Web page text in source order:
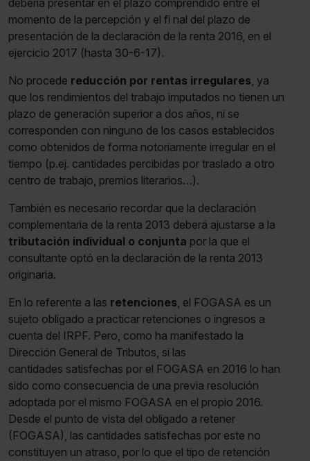
momento de la percepción y el fi nal del plazo de
presentación de la declaración de la renta 2016, en el
ejercicio 2017 (hasta 30-6-17).
No procede reducción por rentas irregulares , ya
que los rendimientos del trabajo imputados no tienen un
plazo de generación superior a dos años, ni se
corresponden con ninguno de los casos establecidos
como obtenidos de forma notoriamente irregular en el
tiempo (p.ej. cantidades percibidas por traslado a otro
centro de trabajo, premios literarios…).
También es necesario recordar que la declaración
complementaria de la renta 2013 deberá ajustarse a la
tributación individual o conjunta por la que el
consultante optó en la declaración de la renta 2013
originaria.
En lo referente a las retenciones , el FOGASA es un
sujeto obligado a practicar retenciones o ingresos a
cuenta del IRPF. Pero, como ha manifestado la
Dirección General de Tributos, si las
cantidades satisfechas por el FOGASA en 2016 lo han
sido como consecuencia de una previa resolución
adoptada por el mismo FOGASA en el propio 2016.
Desde el punto de vista del obligado a retener
(FOGASA), las cantidades satisfechas por este no
constituyen un atraso, por lo que el tipo de retención